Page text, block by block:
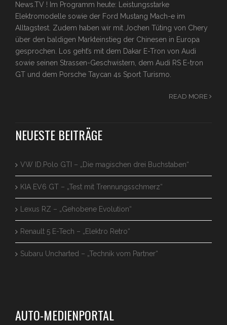
News.TV ! Im Programm heute: Leistungsstarke
Elektromodelle sowie der Ford Mustang Mach-e im
Alltagstest. Zudem haben wir mit Jochen Tüting von Chery
über den baldigen Markteinstieg der Chinesen in Europa
gesprochen. Los geht’s mit dem Dakar E-Tron von Audi
sowie seinen Strassen-Geschwistern, dem Audi RS E-tron
GT und dem Porsche Taycan 4s Sport Turismo.
READ MORE
NEUESTE BEITRÄGE
VW ID.Polo GTI – „Die magischen drei Buchstaben“
KIA EV6 GT – „Test mit Trennungsschmerz“
Lexus RZ – „Gehobene Evolution“
Renault 5 E-Tech – „Elektro Retro“
Subaru Uncharted – „Technik vom Partner“
AUTO-MEDIENPORTAL